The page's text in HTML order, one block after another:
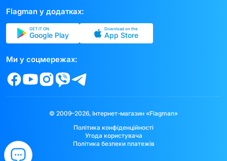
Flagman у додатках:
GET IT ON
Google Play
Download on the
App Store
Ми у соцмережах:
© 2009–2026, Інтернет-магазин «Flagman»
Політика конфіденційності
Угода користувача
Політика безпеки платежів